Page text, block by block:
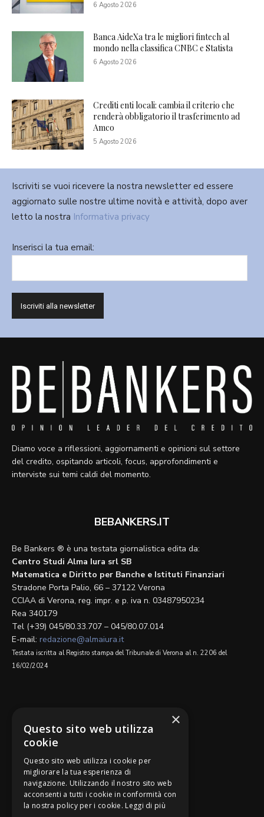
6 Agosto 2026
Banca AideXa tra le migliori fintech al
mondo nella classifica CNBC e Statista
6 Agosto 2026
Crediti enti locali: cambia il criterio che
renderà obbligatorio il trasferimento ad
Amco
5 Agosto 2026
Iscriviti se vuoi ricevere la nostra newsletter ed essere
aggiornato sulle nostre ultime novità e attività, dopo aver
letto la nostra Informativa privacy
Inserisci la tua email:
Diamo voce a riflessioni, aggiornamenti e opinioni sul settore
del credito, ospitando articoli, focus, approfondimenti e
interviste sui temi caldi del momento.
BEBANKERS.IT
Be Bankers ® è una testata giornalistica edita da:
Centro Studi Alma Iura srl SB
Matematica e Diritto per Banche e Istituti Finanziari
Stradone Porta Palio, 66 – 37122 Verona
CCIAA di Verona, reg. impr. e p. iva n. 03487950234
Rea 340179
Tel (+39) 045/80.33.707 – 045/80.07.014
E-mail: redazione@almaiura.it
Testata iscritta al Registro stampa del Tribunale di Verona al n. 2206 del
16/02/2024
Be Bankers è ideato da
×
Questo sito web utilizza
cookie
Questo sito web utilizza i cookie per
migliorare la tua esperienza di
navigazione. Utilizzando il nostro sito web
acconsenti a tutti i cookie in conformità con
la nostra policy per i cookie. Leggi di più